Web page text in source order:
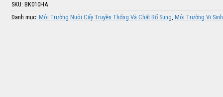
SKU: BK010HA
Danh mục: Môi Trường Nuôi Cấy Truyền Thống Và Chất Bổ Sung, Môi Trường Vi Sinh